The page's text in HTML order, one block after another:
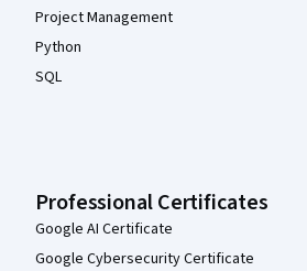
Project Management
Python
SQL
Professional Certificates
Google AI Certificate
Google Cybersecurity Certificate